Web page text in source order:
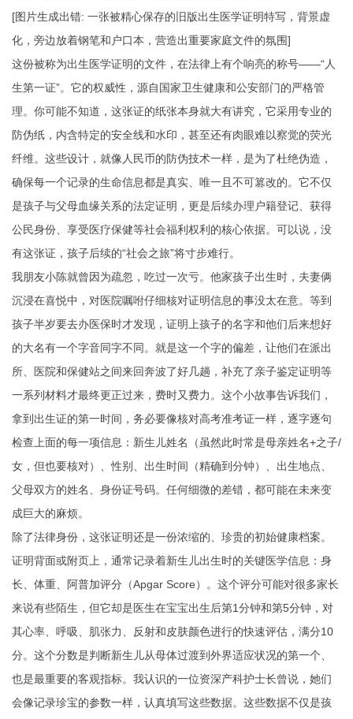
[图片生成出错: 一张被精心保存的旧版出生医学证明特写，背景虚
化，旁边放着钢笔和户口本，营造出重要家庭文件的氛围]
这份被称为出生医学证明的文件，在法律上有个响亮的称号——“人
生第一证”。它的权威性，源自国家卫生健康和公安部门的严格管
理。你可能不知道，这张证的纸张本身就大有讲究，它采用专业的
防伪纸，内含特定的安全线和水印，甚至还有肉眼难以察觉的荧光
纤维。这些设计，就像人民币的防伪技术一样，是为了杜绝伪造，
确保每一个记录的生命信息都是真实、唯一且不可篡改的。它不仅
是孩子与父母血缘关系的法定证明，更是后续办理户籍登记、获得
公民身份、享受医疗保健等社会福利权利的核心依据。可以说，没
有这张证，孩子后续的“社会之旅”将寸步难行。
我朋友小陈就曾因为疏忽，吃过一次亏。他家孩子出生时，夫妻俩
沉浸在喜悦中，对医院嘱咐仔细核对证明信息的事没太在意。等到
孩子半岁要去办医保时才发现，证明上孩子的名字和他们后来想好
的大名有一个字音同字不同。就是这一个字的偏差，让他们在派出
所、医院和保健站之间来回奔波了好几趟，补充了亲子鉴定证明等
一系列材料才最终更正过来，费时又费力。这个小故事告诉我们，
拿到出生证的第一时间，务必要像核对高考准考证一样，逐字逐句
检查上面的每一项信息：新生儿姓名（虽然此时常是母亲姓名+之子/
女，但也要核对）、性别、出生时间（精确到分钟）、出生地点、
父母双方的姓名、身份证号码。任何细微的差错，都可能在未来变
成巨大的麻烦。
除了法律身份，这张证明还是一份浓缩的、珍贵的初始健康档案。
证明背面或附页上，通常记录着新生儿出生时的关键医学信息：身
长、体重、阿普加评分（Apgar Score）。这个评分可能对很多家长
来说有些陌生，但它却是医生在宝宝出生后第1分钟和第5分钟，对
其心率、呼吸、肌张力、反射和皮肤颜色进行的快速评估，满分10
分。这个分数是判断新生儿从母体过渡到外界适应状况的第一个、
也是最重要的客观指标。我认识的一位资深产科护士长曾说，她们
会像记录珍宝的参数一样，认真填写这些数据。这些数据不仅是孩